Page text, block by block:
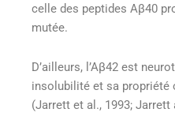
celle des peptides Aβ40
mutée.
D’ailleurs, l’Aβ42 est
insolubilité et sa propriété
(Jarrett et al., 1993; Jarrett